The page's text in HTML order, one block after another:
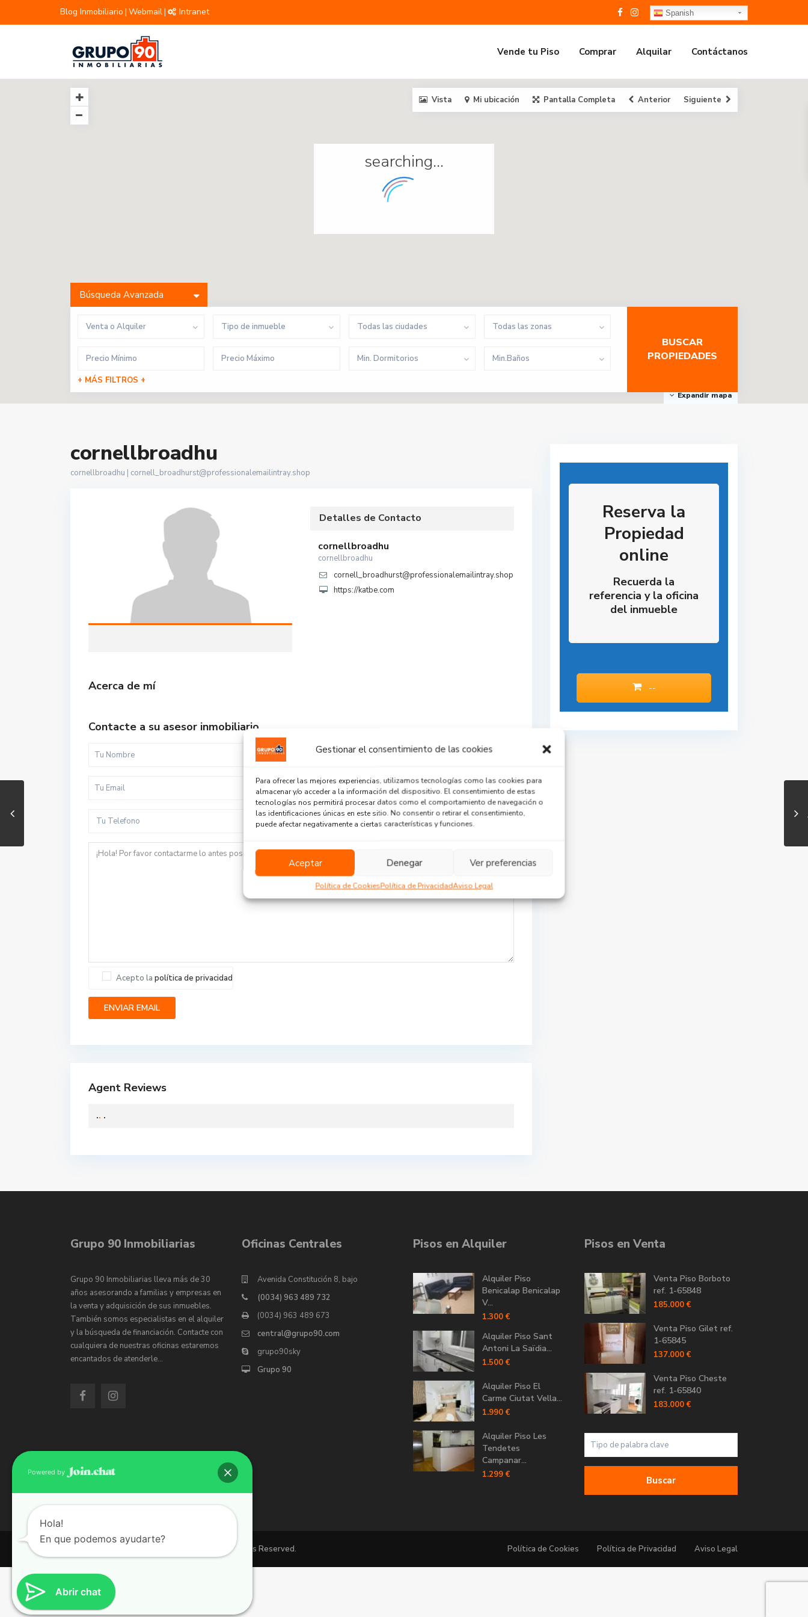
Gestionar el consentimiento de las cookies
Para ofrecer las mejores experiencias, utilizamos tecnologías como las cookies para
almacenar y/o acceder a la información del dispositivo. El consentimiento de estas
tecnologías nos permitirá procesar datos como el comportamiento de navegación o
las identificaciones únicas en este sitio. No consentir o retirar el consentimiento,
puede afectar negativamente a ciertas características y funciones.
Aceptar Denegar Ver preferencias
Política de CookiesPolítica de PrivacidadAviso Legal
Blog Inmobiliario | Webmail| Intranet Spanish
Vende tu Piso Comprar Alquilar Contáctanos
searching...
Expandir mapa
Vista Mi ubicación Pantalla Completa Anterior Siguiente
Búsqueda Avanzada
Venta o Alquiler Tipo de inmueble Todas las ciudades Todas las zonas
Min. Dormitorios
Min.Baños
+ MÁS FILTROS +
cornellbroadhu
cornellbroadhu | cornell_broadhurst@professionalemailintray.shop
Detalles de Contacto
cornellbroadhu
cornellbroadhu
cornell_broadhurst@professionalemailintray.shop
https://katbe.com
Acerca de mí
Contacte a su asesor inmobiliario
Acepto la política de privacidad
Agent Reviews
.. .
Reserva la
Propiedad
online
Recuerda la
referencia y la oficina
del inmueble
--
Grupo 90 Inmobiliarias
Grupo 90 Inmobiliarias lleva más de 30
años asesorando a familias y empresas en
la venta y adquisición de sus inmuebles.
También somos especialistas en el alquiler
y la búsqueda de financiación. Contacte con
cualquiera de nuestras oficinas estaremos
encantados de atenderle…
Oficinas Centrales
Avenida Constitución 8, bajo
(0034) 963 489 732
(0034) 963 489 673
central@grupo90.com
grupo90sky
Grupo 90
Pisos en Alquiler
Alquiler Piso
Benicalap Benicalap
V...
1.300 €
Alquiler Piso Sant
Antoni La Saïdia...
1.500 €
Alquiler Piso El
Carme Ciutat Vella...
1.990 €
Alquiler Piso Les
Tendetes
Campanar...
1.299 €
Pisos en Venta
Venta Piso Borboto
ref. 1-65848
185.000 €
Venta Piso Gilet ref.
1-65845
137.000 €
Venta Piso Cheste
ref. 1-65840
183.000 €
Buscar
Copyright 2026 | Grupo 90 inmobiliarias. All Rights Reserved. Política de Cookies Política de Privacidad Aviso Legal
Abrir chat
Powered by
Hola!
En que podemos ayudarte?